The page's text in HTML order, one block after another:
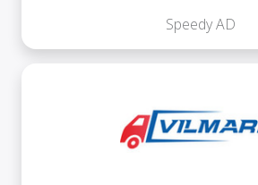
Speedy AD